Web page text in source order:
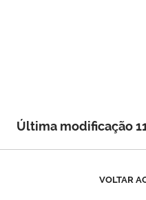
Última modificação
VOLTAR